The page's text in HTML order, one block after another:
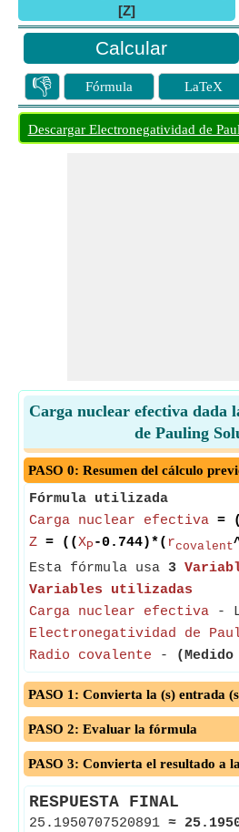
[Z]
👎 Fórmula LaTeX
Descargar Electronegatividad de
Carga nuclear efectiva dada
de Pauling
PASO 0: Resumen del cálculo
Fórmula utilizada
Carga nuclear efectiva =
Z = ((XP -0.744)*( rcovalent
Esta fórmula usa 3
Variables utilizadas
Carga nuclear efectiva -
Electronegatividad de
Radio covalente -
PASO 1: Convierta la (s) entrada
PASO 2: Evaluar la fórmula
PASO 3: Convierta el resultado a
RESPUESTA FINAL
25.1950707520891 ≈